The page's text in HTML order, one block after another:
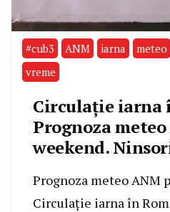
#cub3 ANM iarna meteo
vreme
Circulație iarna
Prognoza
weekend.
Prognoza meteo ANM
Circulație iarna în